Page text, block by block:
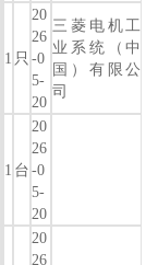
1 只
20
26
-0
5-
20
三菱电机工
业系统（中
国）有限公
司
1 台
20
26
-0
5-
20
20
26